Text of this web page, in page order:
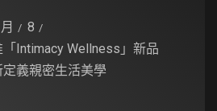
8
Intimacy Wellness」新品
義親密生活美學